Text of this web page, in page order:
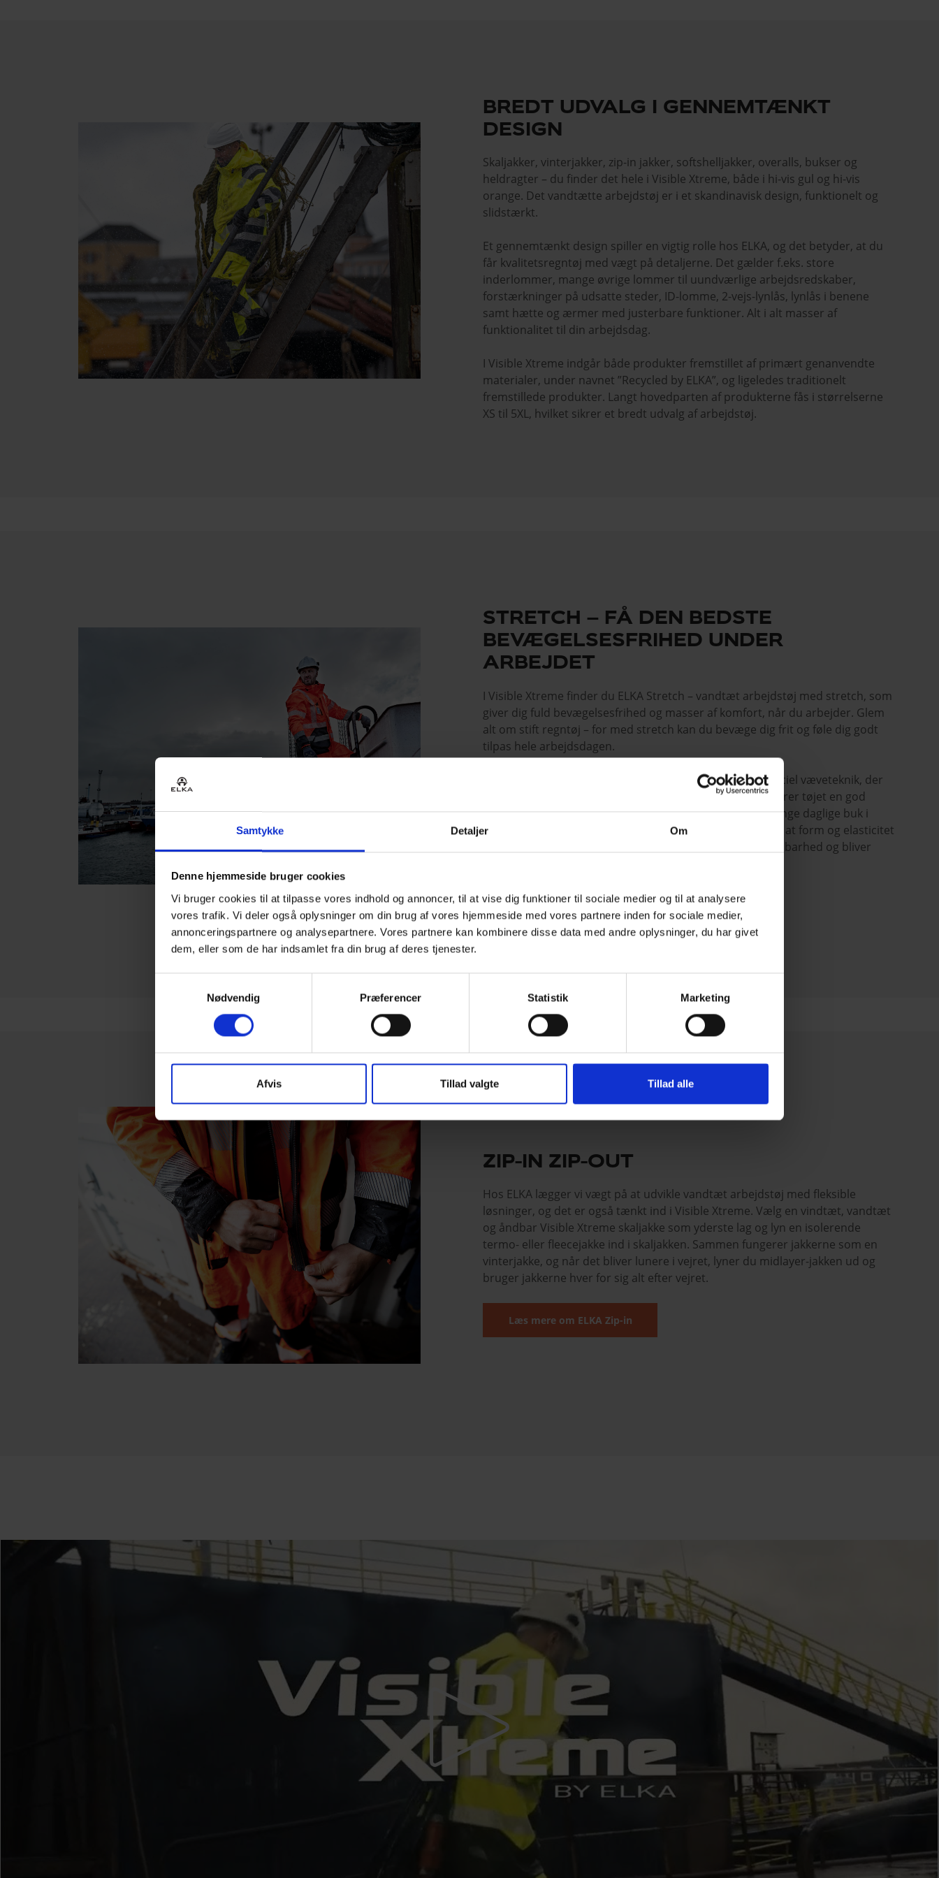
Samtykke Detaljer Om
Denne hjemmeside bruger cookies
Vi bruger cookies til at tilpasse vores indhold og annoncer, til at vise dig funktioner til sociale medier og til at analysere
vores trafik. Vi deler også oplysninger om din brug af vores hjemmeside med vores partnere inden for sociale medier,
annonceringspartnere og analysepartnere. Vores partnere kan kombinere disse data med andre oplysninger, du har givet
dem, eller som de har indsamlet fra din brug af deres tjenester.
Nødvendig
Præferencer Statistik Marketing
Afvis Tillad valgte Tillad alle
BREDT UDVALG I GENNEMTÆNKT
DESIGN
Skaljakker, vinterjakker, zip-in jakker, softshelljakker, overalls, bukser og
heldragter – du finder det hele i Visible Xtreme, både i hi-vis gul og hi-vis
orange. Det vandtætte arbejdstøj er i et skandinavisk design, funktionelt og
slidstærkt.
Et gennemtænkt design spiller en vigtig rolle hos ELKA, og det betyder, at du
får kvalitetsregntøj med vægt på detaljerne. Det gælder f.eks. store
inderlommer, mange øvrige lommer til uundværlige arbejdsredskaber,
forstærkninger på udsatte steder, ID-lomme, 2-vejs-lynlås, lynlås i benene
samt hætte og ærmer med justerbare funktioner. Alt i alt masser af
funktionalitet til din arbejdsdag.
I Visible Xtreme indgår både produkter fremstillet af primært genanvendte
materialer, under navnet ”Recycled by ELKA”, og ligeledes traditionelt
fremstillede produkter. Langt hovedparten af produkterne fås i størrelserne
XS til 5XL, hvilket sikrer et bredt udvalg af arbejdstøj.
STRETCH – FÅ DEN BEDSTE
BEVÆGELSESFRIHED UNDER
ARBEJDET
I Visible Xtreme finder du ELKA Stretch – vandtæt arbejdstøj med stretch, som
giver dig fuld bevægelsesfrihed og masser af komfort, når du arbejder. Glem
alt om stift regntøj – for med stretch kan du bevæge dig frit og føle dig godt
tilpas hele arbejdsdagen.
Produkterne er fremstillet med mekanisk stretch, en speciel væveteknik, der
giver tøjet de strækbare egenskaber, og som samtidig sikrer tøjet en god
holdbarhed. Med mekanisk stretch kan tøjet holde til mange daglige buk i
arbejdssituationer, og tøjet kan vaskes igen og igen uden at form og elasticitet
påvirkes. Det betyder, at du får langvarig komfort og holdbarhed og bliver
Læs mere om stretch-kollektionen
ZIP-IN ZIP-OUT
Hos ELKA lægger vi vægt på at udvikle vandtæt arbejdstøj med fleksible
løsninger, og det er også tænkt ind i Visible Xtreme. Vælg en vindtæt, vandtæt
og åndbar Visible Xtreme skaljakke som yderste lag og lyn en isolerende
termo- eller fleecejakke ind i skaljakken. Sammen fungerer jakkerne som en
vinterjakke, og når det bliver lunere i vejret, lyner du midlayer-jakken ud og
bruger jakkerne hver for sig alt efter vejret.
Læs mere om ELKA Zip-in